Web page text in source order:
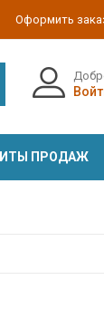
Оформить
ПРОДАЖ